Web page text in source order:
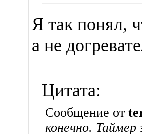
Я так понял,
а не
Цитата:
Сообщение от
конечно.